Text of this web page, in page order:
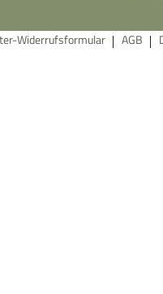
Widerrufsformular AGB